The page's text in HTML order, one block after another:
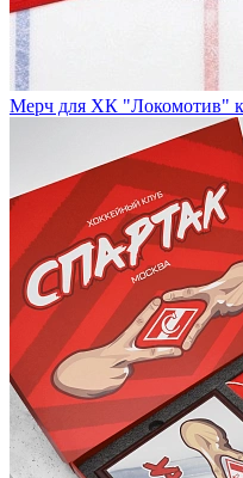
Мерч для ХК "Локомотив"